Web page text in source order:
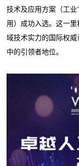
技术及应用方案（工
用）成功入选。这一
域技术实力的国际权
中的引领者地位。